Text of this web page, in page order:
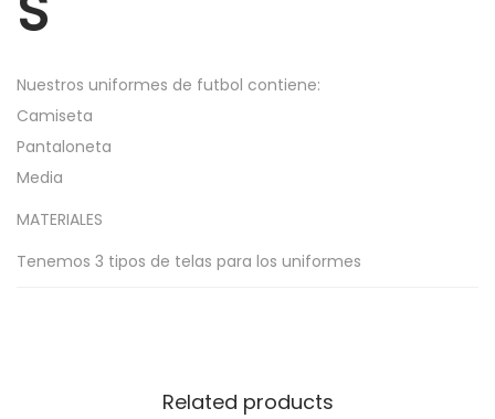
Nuestros uniformes de futbol contiene:
Camiseta
Pantaloneta
Media
MATERIALES
Tenemos 3 tipos de telas para los uniformes
KYOTO: CONTROL DE HUMEDAD, FILTRO UV ( ANTISOLAR) ,
Related products